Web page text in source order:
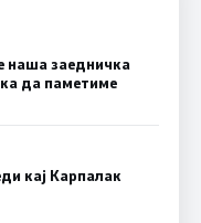
наша заедничка
да паметиме
кај Карпалак